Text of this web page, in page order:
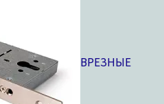
ВРЕЗНЫЕ